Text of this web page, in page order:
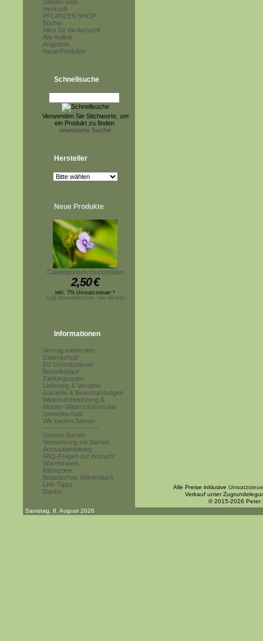
Samen-Sets
Herkunft
PFLANZEN SHOP
Bücher
Alles für die Anzucht
Alle Artikel
Angebote
Neue Produkte
Schnellsuche
Verwenden Sie Stichworte, um
ein Produkt zu finden.
erweiterte Suche
Hersteller
Neue Produkte
Calopogonium mucunoides
2,50€
inkl. 7% Umsatzsteuer *
zzgl.Versandkosten, hier klicken
Informationen
Vertrag widerrufen
Datenschutz
EU Umsatzsteuer
Bestellablauf
Zahlungsarten
Lieferung & Versand
Garantie & Beanstandungen
Widerrufsbelehrung &
Muster-Widerrufsformular
Umweltschutz
Wir kaufen Samen
------------------------
Unsere Samen
Vermehrung mit Samen
Aussaatanleitung
FAQ-Fragen zur Anzucht
Warnhinweis
Klimazone
Botanisches Wörterbuch
Link-Tipps
Danke
Alle Preise inklusive
Verkauf unter
© 2015-2026 Peter
Samstag, 8. August 2026